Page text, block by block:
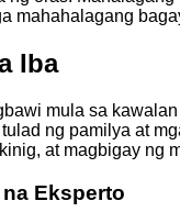
mahahalagang
Iba
mula sa
ng pamilya at
at magbigay ng
Eksperto